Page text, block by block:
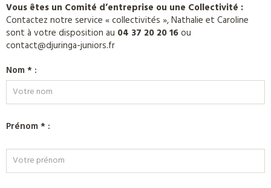
Vous êtes un Comité d’entreprise ou une Collectivité :
Contactez notre service « collectivités », Nathalie et Caroline
sont à votre disposition au 04 37 20 20 16ou
contact@djuringa-juniors.fr
Nom * :
Prénom * :